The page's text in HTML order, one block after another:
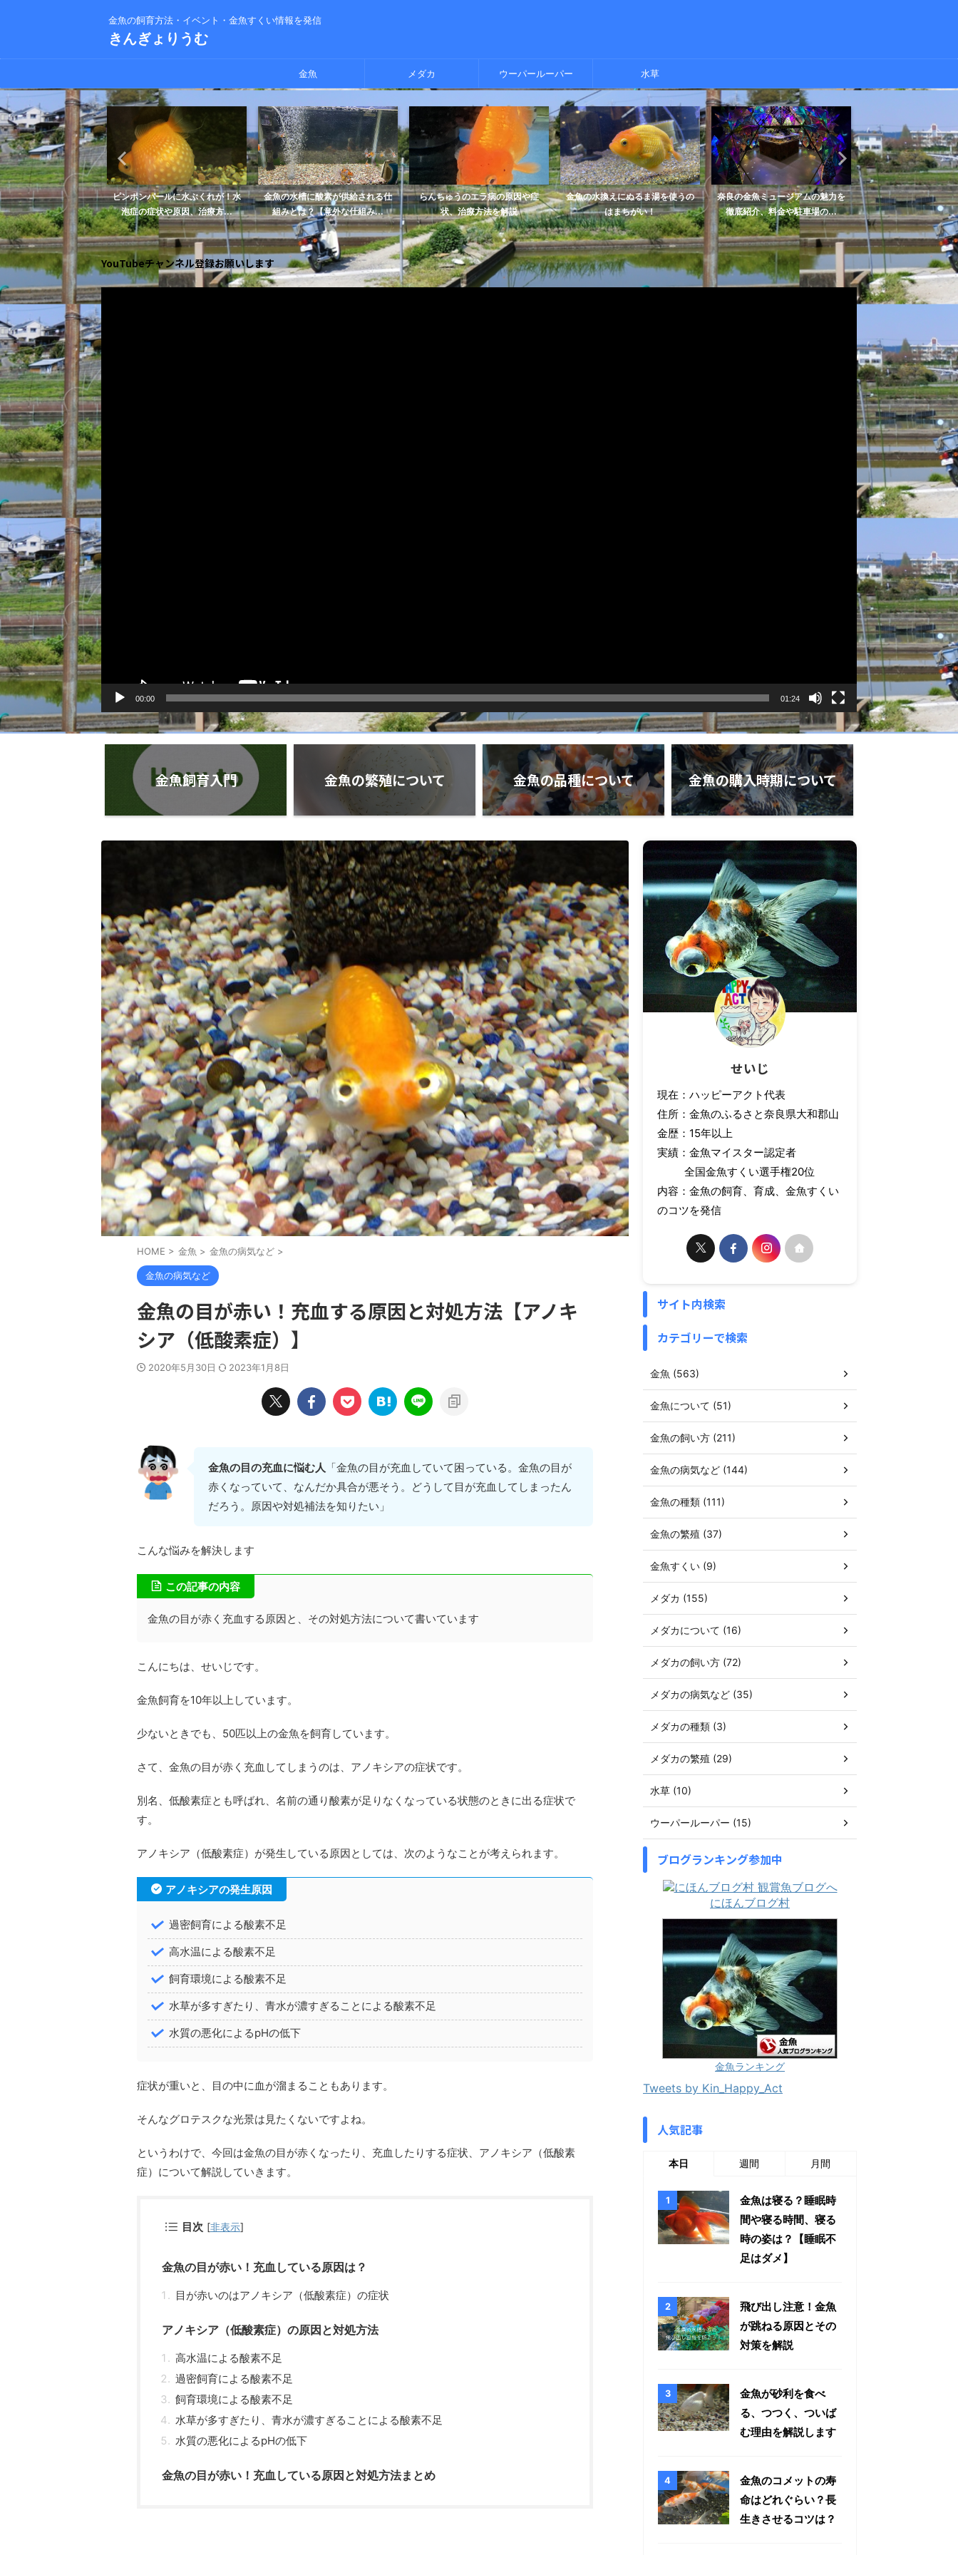
金魚の飼育方法・イベント・金魚すくい情報を発信
きんぎょりうむ
金魚 メダカ ウーパールーパー 水草
魚のエアレーションは
うするべき？
ピンポンパールに水ぶくれが！水
泡症の症状や原因、治療方...
金魚の水槽に酸素が供給される仕
組みとは？【意外な仕組み...
らんちゅうのエラ病の原因や症
状、治療方法を解説
金魚の水換えにぬるま湯を使うの
はまちがい！
奈良の金魚ミュージアムの魅力を
徹底紹介、料金や駐車場の...
金魚の口が変形する病
病の原因や症状、治
YouTubeチャンネル登録お願いします
動
画
プ
レ
ー
ヤ
ー
00:00 01:24
金魚飼育入門 金魚の繁殖について 金魚の品種について 金魚の購入時期について
HOME > 金魚 > 金魚の病気など >
金魚の病気など
金魚の目が赤い！充血する原因と対処方法【アノキ
シア（低酸素症）】
2020年5月30日 2023年1月8日
金魚の目の充血に悩む人 「金魚の目が充血していて困っている。金魚の目が
赤くなっていて、なんだか具合が悪そう。どうして目が充血してしまったん
だろう。原因や対処補法を知りたい」
こんな悩みを解決します
この記事の内容
金魚の目が赤く充血する原因と、その対処方法について書いています
こんにちは、せいじです。
金魚飼育を10年以上しています。
少ないときでも、50匹以上の金魚を飼育しています。
さて、金魚の目が赤く充血してしまうのは、アノキシアの症状です。
別名、低酸素症とも呼ばれ、名前の通り酸素が足りなくなっている状態のときに出る症状で
す。
アノキシア（低酸素症）が発生している原因としては、次のようなことが考えられます。
アノキシアの発生原因
過密飼育による酸素不足
高水温による酸素不足
飼育環境による酸素不足
水草が多すぎたり、青水が濃すぎることによる酸素不足
水質の悪化によるpHの低下
症状が重いと、目の中に血が溜まることもあります。
そんなグロテスクな光景は見たくないですよね。
というわけで、今回は金魚の目が赤くなったり、充血したりする症状、アノキシア（低酸素
症）について解説していきます。
目次 [非表示]
金魚の目が赤い！充血している原因は？
目が赤いのはアノキシア（低酸素症）の症状
アノキシア（低酸素症）の原因と対処方法
高水温による酸素不足
過密飼育による酸素不足
飼育環境による酸素不足
水草が多すぎたり、青水が濃すぎることによる酸素不足
水質の悪化によるpHの低下
金魚の目が赤い！充血している原因と対処方法まとめ
せいじ
現在：ハッピーアクト代表
住所：金魚のふるさと奈良県大和郡山
金歴：15年以上
実績：金魚マイスター認定者
全国金魚すくい選手権20位
内容：金魚の飼育、育成、金魚すくい
のコツを発信
サイト内検索
カテゴリーで検索
金魚 (563)
金魚について (51)
金魚の飼い方 (211)
金魚の病気など (144)
金魚の種類 (111)
金魚の繁殖 (37)
金魚すくい (9)
メダカ (155)
メダカについて (16)
メダカの飼い方 (72)
メダカの病気など (35)
メダカの種類 (3)
メダカの繁殖 (29)
水草 (10)
ウーパールーパー (15)
ブログランキング参加中
にほんブログ村
金魚ランキング
Tweets by Kin_Happy_Act
人気記事
本日 週間 月間
金魚は寝る？睡眠時
間や寝る時間、寝る
時の姿は？【睡眠不
足はダメ】
飛び出し注意！金魚
が跳ねる原因とその
対策を解説
金魚が砂利を食べ
る、つつく、ついば
む理由を解説します
金魚のコメットの寿
命はどれぐらい？長
生きさせるコツは？